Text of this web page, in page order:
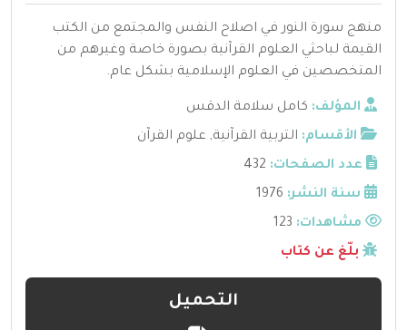
منهج سورة النور في اصلاح النفس والمجتمع من الكتب
القيمة لباحثي العلوم القرآنية بصورة خاصة وغيرهم من
المتخصصين في العلوم الإسلامية بشكل عام.
المؤلف: كامل سلامة الدقس
الأقسام: التربية القرآنية, علوم القرآن
عدد الصفحات: 432
سنة النشر: 1976
مشاهدات:
بلّغ عن كتاب
التحميل